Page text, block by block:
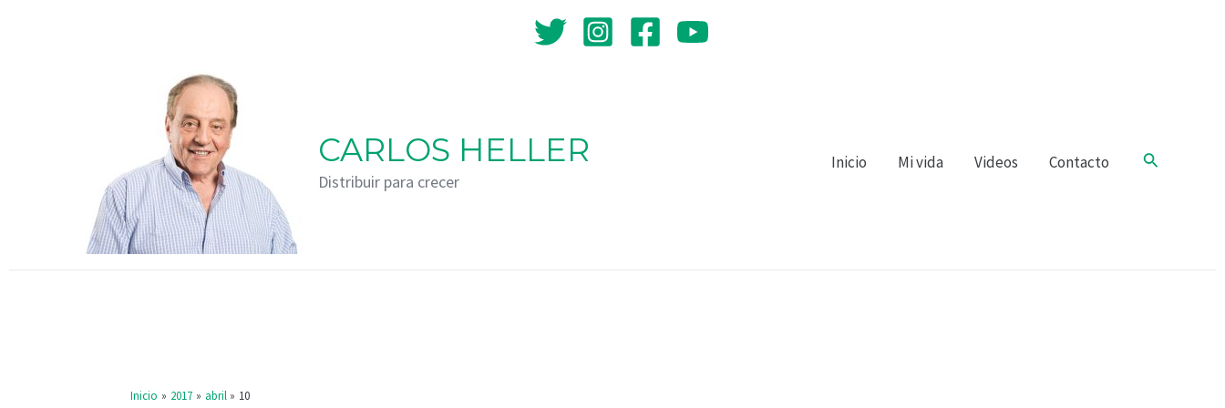
CARLOS HELLER
Distribuir para crecer
Inicio Mi vida Videos Contacto Buscar
Inicio 2017 abril 10